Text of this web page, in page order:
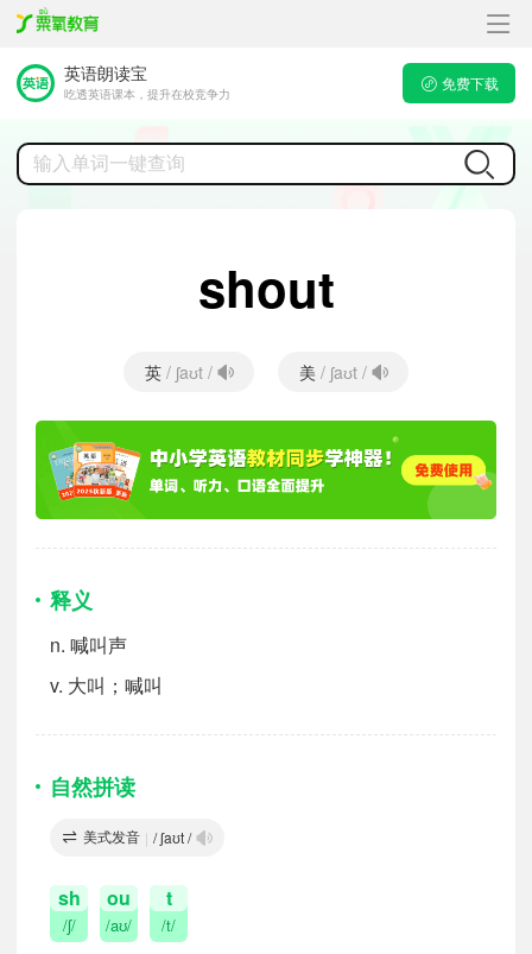
英语朗读宝
吃透英语课本，提升在校竞争力
免费下载
shout
英 / ʃaʊt / 美 / ʃaʊt /
释义
n. 喊叫声
v. 大叫；喊叫
自然拼读
美式发音 | / ʃaʊt /
sh
/ʃ/
ou
/aʊ/
t
/t/